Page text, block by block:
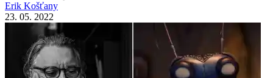
Erik Košťany
23. 05. 2022